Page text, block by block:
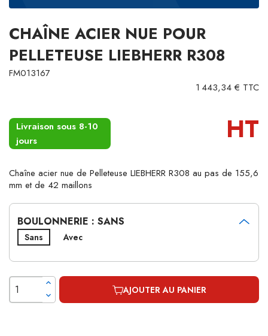
CHAÎNE ACIER NUE POUR
PELLETEUSE LIEBHERR R308
FM013167
1 443,34 € TTC
Livraison sous 8-10
jours
HT
Chaîne acier nue de Pelleteuse LIEBHERR R308 au pas de 155,6
mm et de 42 maillons
BOULONNERIE : SANS
Sans Avec
AJOUTER AU PANIER